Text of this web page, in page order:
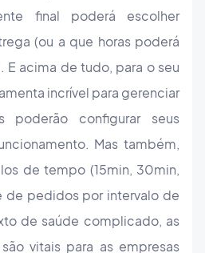
final poderá escolher
(ou a que horas poderá
E acima de tudo, para o seu
incrível para gerenciar
poderão configurar seus
Mas também,
de tempo (15min, 30min,
de pedidos por intervalo de
de saúde complicado, as
vitais para as empresas